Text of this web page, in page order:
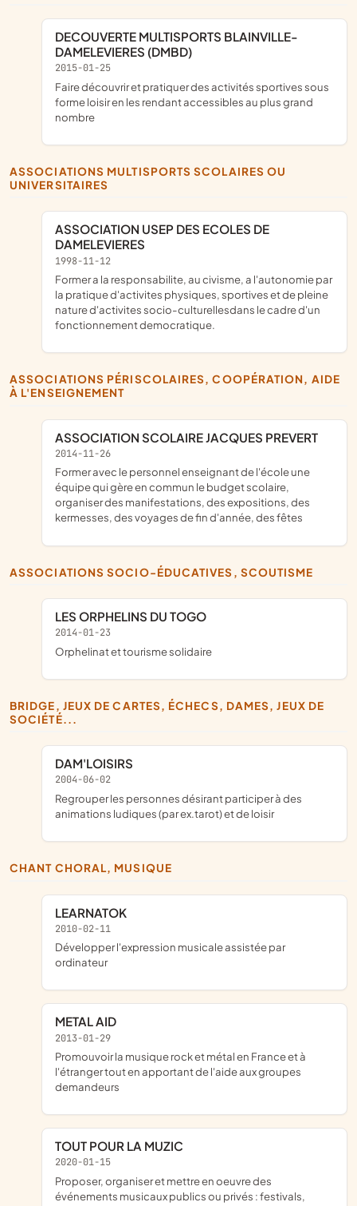
DECOUVERTE MULTISPORTS BLAINVILLE-
DAMELEVIERES (DMBD)
2015-01-25
faire découvrir et pratiquer des activités sportives sous
forme loisir en les rendant accessibles au plus grand
nombre
ASSOCIATIONS MULTISPORTS SCOLAIRES OU
UNIVERSITAIRES
ASSOCIATION USEP DES ECOLES DE
DAMELEVIERES
1998-11-12
Former a la responsabilite, au civisme, a l'autonomie par
la pratique d'activites physiques, sportives et de pleine
nature d'activites socio-culturellesdans le cadre d'un
fonctionnement democratique.
ASSOCIATIONS PÉRISCOLAIRES, COOPÉRATION, AIDE
À L'ENSEIGNEMENT
ASSOCIATION SCOLAIRE JACQUES PREVERT
2014-11-26
former avec le personnel enseignant de l'école une
équipe qui gère en commun le budget scolaire,
organiser des manifestations, des expositions, des
kermesses, des voyages de fin d'année, des fêtes
ASSOCIATIONS SOCIO-ÉDUCATIVES, SCOUTISME
LES ORPHELINS DU TOGO
2014-01-23
orphelinat et tourisme solidaire
BRIDGE, JEUX DE CARTES, ÉCHECS, DAMES, JEUX DE
SOCIÉTÉ...
DAM'LOISIRS
2004-06-02
regrouper les personnes désirant participer à des
animations ludiques (par ex.tarot) et de loisir
CHANT CHORAL, MUSIQUE
LEARNATOK
2010-02-11
développer l'expression musicale assistée par
ordinateur
METAL AID
2013-01-29
promouvoir la musique rock et métal en France et à
l'étranger tout en apportant de l'aide aux groupes
demandeurs
TOUT POUR LA MUZIC
2020-01-15
proposer, organiser et mettre en oeuvre des
événements musicaux publics ou privés : festivals,